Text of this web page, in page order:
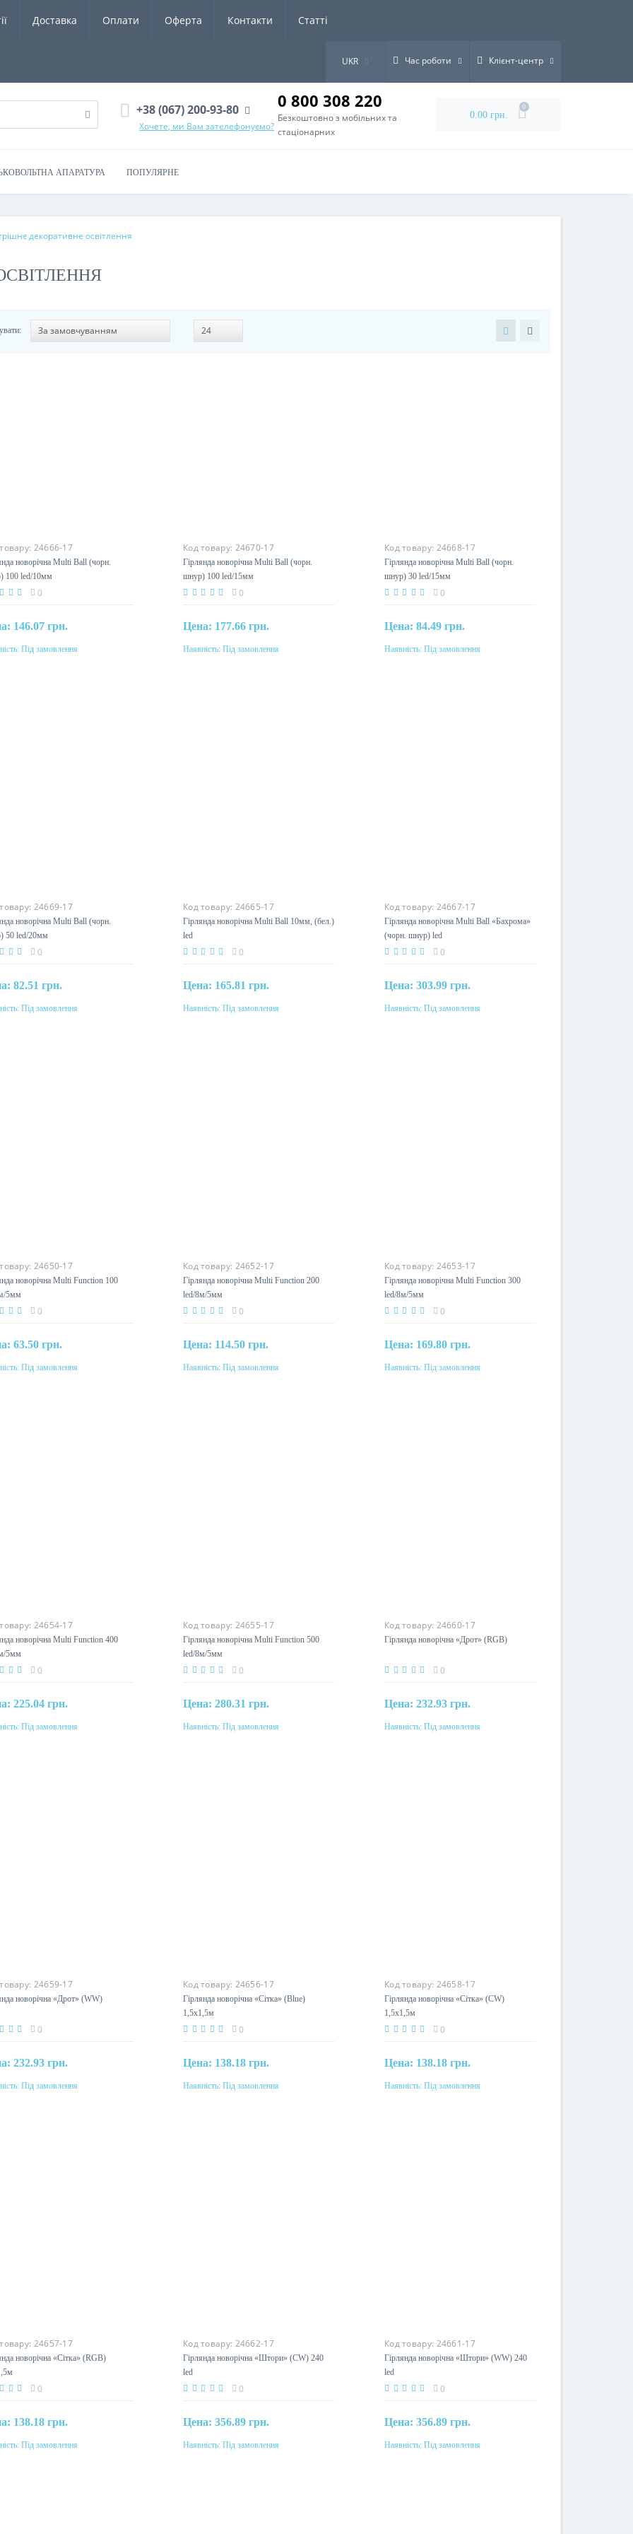
Доставка Оплати Оферта Контакти Статті
UKR Час роботи Клієнт-центр
+38 (067) 200-93-80
Хочете, ми Вам зателефонуємо?
0 800 308 220
Безкоштовно з мобільних та
стаціонарних
0.00 грн.
0
АПАРАТУРА ПОПУЛЯРНЕ
декоративне освітлення
24666-17
новорічна Multi Ball (чорн.
100 led/10мм
0
146.07 грн.
Під замовлення
Під замовлення
Код товару: 24670-17
Гірлянда новорічна Multi Ball (чорн.
шнур) 100 led/15мм
0
Цена: 177.66 грн.
Під замовлення
Наявність: Під замовлення
Код товару: 24668-17
Гірлянда новорічна Multi Ball (чорн.
шнур) 30 led/15мм
0
Цена: 84.49 грн.
Під замовлення
Наявність: Під замовлення
24669-17
новорічна Multi Ball (чорн.
50 led/20мм
0
82.51 грн.
Під замовлення
Під замовлення
Код товару: 24665-17
Гірлянда новорічна Multi Ball 10мм,
(бел.) led
0
Цена: 165.81 грн.
Під замовлення
Наявність: Під замовлення
Код товару: 24667-17
Гірлянда новорічна Multi Ball
«Бахрома» (чорн. шнур) led
0
Цена: 303.99 грн.
Під замовлення
Наявність: Під замовлення
24650-17
новорічна Multi Function
8м/5мм
0
63.50 грн.
Під замовлення
Під замовлення
Код товару: 24652-17
Гірлянда новорічна Multi Function
200 led/8м/5мм
0
Цена: 114.50 грн.
Під замовлення
Наявність: Під замовлення
Код товару: 24653-17
Гірлянда новорічна Multi Function
300 led/8м/5мм
0
Цена: 169.80 грн.
Під замовлення
Наявність: Під замовлення
24654-17
новорічна Multi Function
8м/5мм
0
225.04 грн.
Під замовлення
Під замовлення
Код товару: 24655-17
Гірлянда новорічна Multi Function
500 led/8м/5мм
0
Цена: 280.31 грн.
Під замовлення
Наявність: Під замовлення
Код товару: 24660-17
Гірлянда новорічна «Дрот» (RGB)
0
Цена: 232.93 грн.
Під замовлення
Наявність: Під замовлення
24659-17
новорічна «Дрот» (WW)
0
232.93 грн.
Під замовлення
Під замовлення
Код товару: 24656-17
Гірлянда новорічна «Сітка» (Blue)
1,5x1,5м
0
Цена: 138.18 грн.
Під замовлення
Наявність: Під замовлення
Код товару: 24658-17
Гірлянда новорічна «Сітка» (CW)
1,5x1,5м
0
Цена: 138.18 грн.
Під замовлення
Наявність: Під замовлення
24657-17
новорічна «Сітка» (RGB)
0
138.18 грн.
Під замовлення
Під замовлення
Код товару: 24662-17
Гірлянда новорічна «Штори» (CW)
240 led
0
Цена: 356.89 грн.
Під замовлення
Наявність: Під замовлення
Код товару: 24661-17
Гірлянда новорічна «Штори» (WW)
240 led
0
Цена: 356.89 грн.
Під замовлення
Наявність: Під замовлення